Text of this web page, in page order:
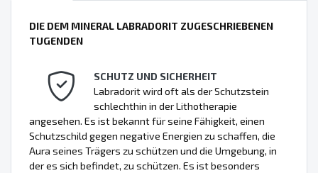
DIE DEM MINERAL LABRADORIT ZUGESCHRIEBENEN
TUGENDEN
SCHUTZ UND SICHERHEIT
Labradorit wird oft als der Schutzstein
schlechthin in der Lithotherapie
angesehen. Es ist bekannt für seine Fähigkeit, einen
Schutzschild gegen negative Energien zu schaffen, die
Aura seines Trägers zu schützen und die Umgebung, in
der es sich befindet, zu schützen. Es ist besonders